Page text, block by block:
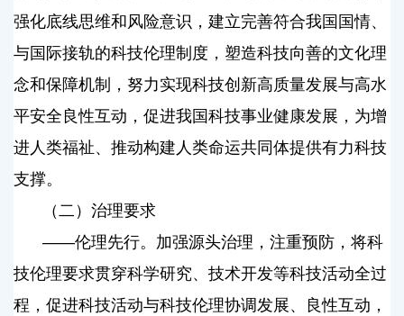
强化底线思维和风险意识，建立完善符合我国国情、
与国际接轨的科技伦理制度，塑造科技向善的文化理
念和保障机制，努力实现科技创新高质量发展与高水
平安全良性互动，促进我国科技事业健康发展，为增
进人类福祉、推动构建人类命运共同体提供有力科技
支撑。
（二）治理要求
——伦理先行。加强源头治理，注重预防，将科
技伦理要求贯穿科学研究、技术开发等科技活动全过
程，促进科技活动与科技伦理协调发展、良性互动，